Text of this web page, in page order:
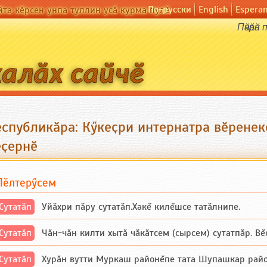
кӗрсен унпа туллин усӑ курма пулӗПо-русски English
Кӳкеҫри интернатра
Уйăхри пăру сутатăп.Хакĕ килĕшсе татăлнипе.
Чăн-чăн килти хытă чăкăтсем (сырсем) сутатпăр.
Хурăн вутти Муркаш районĕпе тата Шупашкар